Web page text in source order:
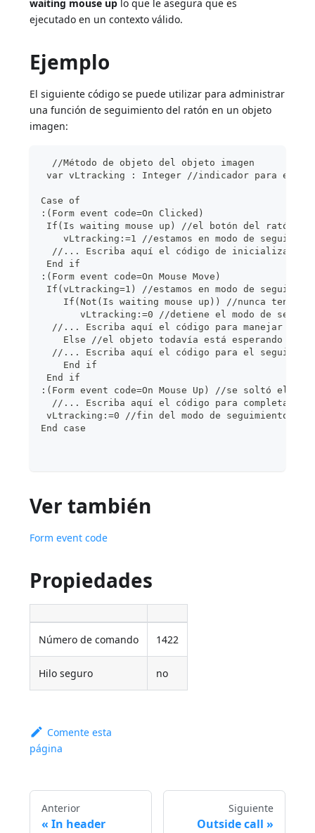
waiting mouse up lo que le asegura que es
ejecutado en un contexto válido.
Ejemplo
El siguiente código se puede utilizar para administrar
una función de seguimiento del ratón en un objeto
imagen:
//Método de objeto del objeto imagen
var vLtracking : Integer //indicador para el
Case of
:(Form event code=On Clicked)
If(Is waiting mouse up) //el botón del ratón
vLtracking:=1 //estamos en modo de
//... Escriba aquí el código de inicialización
End if
:(Form event code=On Mouse Move)
If(vLtracking=1) //estamos en modo de
If(Not(Is waiting mouse up)) //nunca
vLtracking:=0 //detiene el modo de
//... Escriba aquí el código para manejar o
Else //el objeto todavía está esperando un
//... Escriba aquí el código para el
End if
End if
:(Form event code=On Mouse Up) //se soltó el
//... Escriba aquí el código para completar la
vLtracking:=0 //fin del modo de seguimiento
End case
Ver también
Form event code
Propiedades
Número de comando 1422
Hilo seguro no
Comente esta
página
Anterior
In header
Siguiente
Outside call